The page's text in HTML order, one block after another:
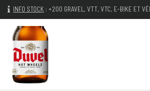
INFO STOCK : +200 GRAVEL, VTT, VTC, E-BIKE ET VÉLOS DE